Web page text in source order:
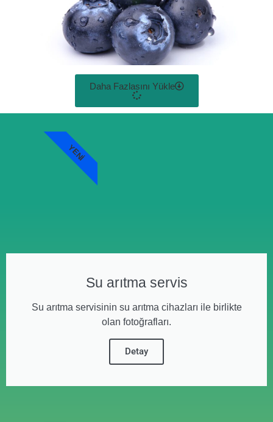
Daha Fazlasını Yükle
Su arıtma servis
Su arıtma servisinin su arıtma cihazları ile birlikte
olan fotoğrafları.
Detay
YENI